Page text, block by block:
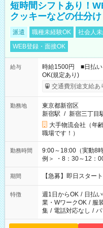
短時間シフトあり！
クッキーなどの仕分け
派遣 職種未経験OK 社会人
WEB登録・面接OK
給与
時給1500円 ■日払い
OK(規定あり)
交通費別途支給あ
勤務地
東京都新宿区
新宿駅 / 新宿三丁目
大手物流会社（年
職場です！）
勤務時間
9:00～18:00（実動8時間） 希望の時間帯を選べます
例＞ ・8：30～12：
・13：00～22：00
期間 【急募】即日スター
特徴 週1日からOK / 日払
業・WワークOK / 服
集 / 電話対応なし /